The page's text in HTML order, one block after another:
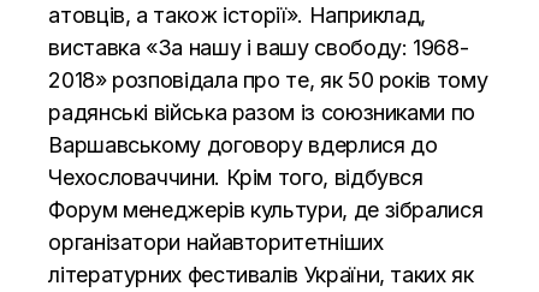
атовців, а також історії». Наприклад,
виставка «За нашу і вашу свободу: 1968-
2018» розповідала про те, як 50 років тому
радянські війська разом із союзниками по
Варшавському договору вдерлися до
Чехословаччини. Крім того, відбувся
Форум менеджерів культури, де зібралися
організатори найавторитетніших
літературних фестивалів України, таких як